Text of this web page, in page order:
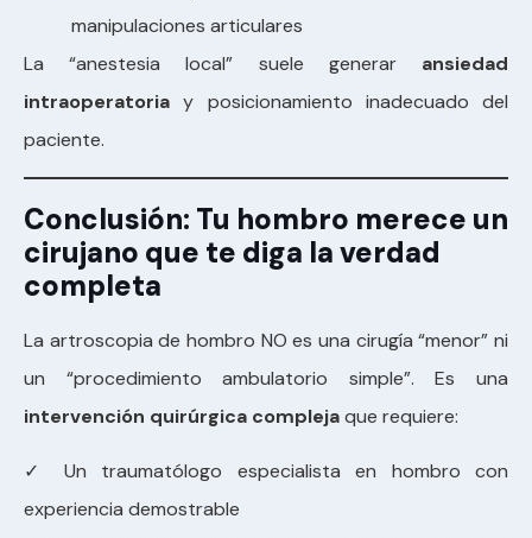
manipulaciones articulares
La “anestesia local” suele generar ansiedad
intraoperatoria y posicionamiento inadecuado del
paciente.
Conclusión: Tu hombro merece un
cirujano que te diga la verdad
completa
La artroscopia de hombro NO es una cirugía “menor” ni
un “procedimiento ambulatorio simple”. Es una
intervención quirúrgica complejaque requiere:
✓ Un traumatólogo especialista en hombro con
experiencia demostrable